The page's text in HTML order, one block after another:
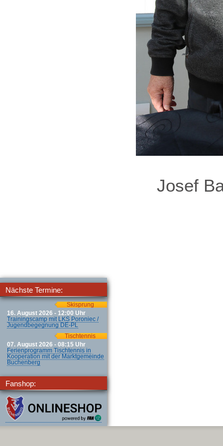
Josef
Nächste Termine:
Skisprung
16. August 2026 - 12:00 Uhr
Trainingscamp mit LKS Poroniec /
Jugendbegegnung DE-PL
Tischtennis
07. August 2026 - 08:15 Uhr
Ferienprogramm Tischtennis in
Kooperation mit der Marktgemeinde
Buchenberg
Fanshop: